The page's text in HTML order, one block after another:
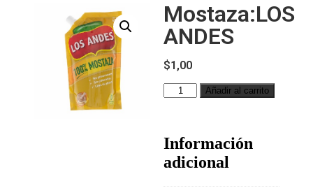
Mostaza:LOS
ANDES
$1,00
Añadir al carrito
Información
adicional